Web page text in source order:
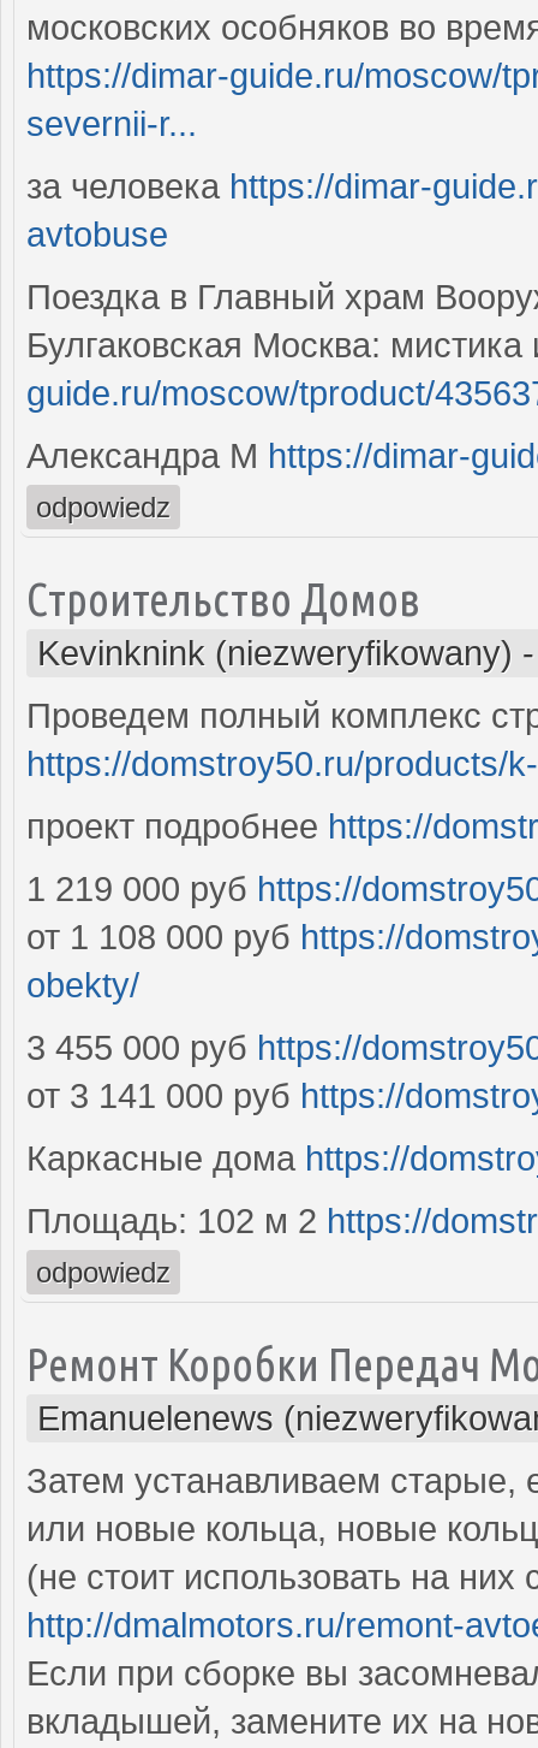
московских особняков во
https://dimar-guide.ru/moscow/
severnii-r...
за человека https://dimar-
avtobuse
Поездка в Главный храм
Булгаковская Москва:
guide.ru/moscow/tproduct/
Александра М https://dimar-
odpowiedz
Строительство Домов
Kevinknink (niezweryfikowany)
Проведем полный комплекс
https://domstroy50.ru/products/
проект подробнее https://
1 219 000 руб https://
от 1 108 000 руб https://
obekty/
3 455 000 руб https://
от 3 141 000 руб https://
Каркасные дома https://
Площадь: 102 м 2 https://
odpowiedz
Ремонт Коробки Передач
Emanuelenews
Затем устанавливаем старые,
или новые кольца, новые
(не стоит использовать на них
http://dmalmotors.ru/remont-
Если при сборке вы
вкладышей, замените их на